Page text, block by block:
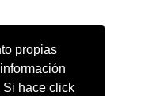
propias
Si hace click